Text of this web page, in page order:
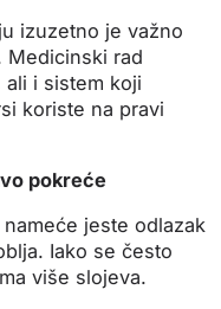
izuzetno je važno
Medicinski rad
i sistem koji
koriste na pravi
pokreće
jeste odlazak
Iako se često
više slojeva.